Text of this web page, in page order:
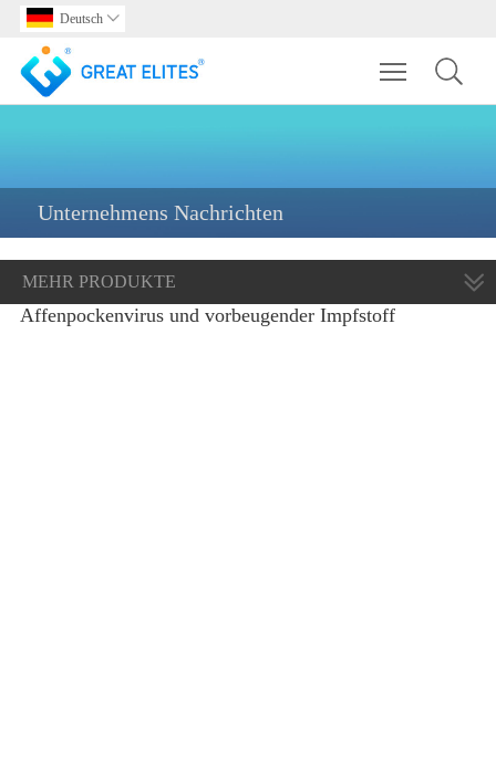
Deutsch 
Toggle
Unternehmens Nachrichten
MEHR PRODUKTE
Affenpockenvirus und vorbeugender Impfstoff